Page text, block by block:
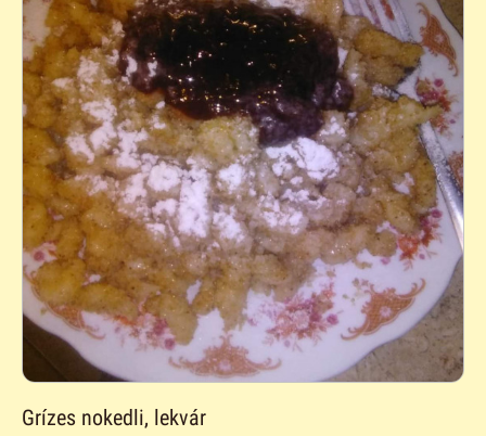
Grízes nokedli, lekvár